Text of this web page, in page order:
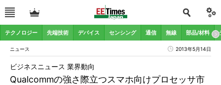
テクノロジー 先端技術 デバイス センシング 通信 無線 部品/材料
ニュース 2013年5月14日
Qualcommの強さ際立つスマホ向けプロセッサ市
ビジネスニュース 業界動向